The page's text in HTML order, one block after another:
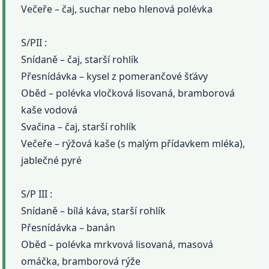
Večeře – čaj, suchar nebo hlenová polévka
S/PII :
Snídaně – čaj, starší rohlík
Přesnídávka – kysel z pomerančové šťávy
Oběd – polévka vločková lisovaná, bramborová
kaše vodová
Svačina – čaj, starší rohlík
Večeře – rýžová kaše (s malým přídavkem mléka),
jablečné pyré
S/P III :
Snídaně – bílá káva, starší rohlík
Přesnídávka – banán
Oběd – polévka mrkvová lisovaná, masová
omáčka, bramborová rýže